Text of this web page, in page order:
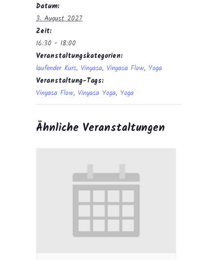
Datum:
3. August 2027
Zeit:
16:30 - 18:00
Veranstaltungskategorien:
laufender Kurs, Vinyasa, Vinyasa Flow, Yoga
Veranstaltung-Tags:
Vinyasa Flow, Vinyasa Yoga, Yoga
Ähnliche Veranstaltungen